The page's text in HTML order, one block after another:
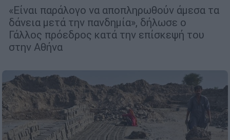
«Είναι παράλογο να αποπληρωθούν άμεσα τα
δάνεια μετά την πανδημία», δήλωσε ο
Γάλλος πρόεδρος κατά την επίσκεψή του
στην Αθήνα